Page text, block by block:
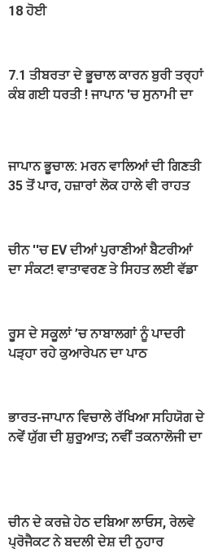
18 ਹੋਈ
7.1 ਤੀਬਰਤਾ ਦੇ ਭੂਚਾਲ ਕਾਰਨ ਬੁਰੀ ਤਰ੍ਹਾਂ
ਕੰਬ ਗਈ ਧਰਤੀ ! ਜਾਪਾਨ 'ਚ ਸੁਨਾਮੀ ਦਾ
ਜਾਪਾਨ ਭੂਚਾਲ: ਮਰਨ ਵਾਲਿਆਂ ਦੀ ਗਿਣਤੀ
35 ਤੋਂ ਪਾਰ, ਹਜ਼ਾਰਾਂ ਲੋਕ ਹਾਲੇ ਵੀ ਰਾਹਤ
ਚੀਨ ''ਚ EV ਦੀਆਂ ਪੁਰਾਣੀਆਂ ਬੈਟਰੀਆਂ
ਦਾ ਸੰਕਟ! ਵਾਤਾਵਰਣ ਤੇ ਸਿਹਤ ਲਈ ਵੱਡਾ
ਰੂਸ ਦੇ ਸਕੂਲਾਂ ’ਚ ਨਾਬਾਲਗਾਂ ਨੂੰ ਪਾਦਰੀ
ਪੜ੍ਹਾ ਰਹੇ ਕੁਆਰੇਪਨ ਦਾ ਪਾਠ
ਭਾਰਤ-ਜਾਪਾਨ ਵਿਚਾਲੇ ਰੱਖਿਆ ਸਹਿਯੋਗ ਦੇ
ਨਵੇਂ ਯੁੱਗ ਦੀ ਸ਼ੁਰੂਆਤ; ਨਵੀਂ ਤਕਨਾਲੋਜੀ ਦਾ
ਚੀਨ ਦੇ ਕਰਜ਼ੇ ਹੇਠ ਦਬਿਆ ਲਾਓਸ, ਰੇਲਵੇ
ਪ੍ਰੋਜੈਕਟ ਨੇ ਬਦਲੀ ਦੇਸ਼ ਦੀ ਨੁਹਾਰ